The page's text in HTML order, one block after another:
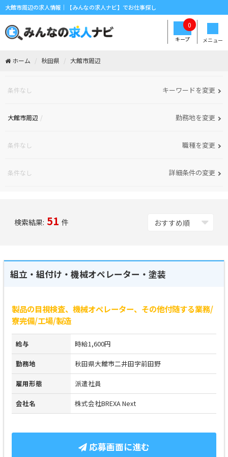
大館市周辺の求人情報｜【みんなの求人ナビ】でお仕事探し
メニュー
キープ
0
ホーム 秋田県 大館市周辺
条件なし キーワードを変更
大館市周辺 勤務地を変更
条件なし 職種を変更
条件なし 詳細条件の変更
検索結果: 51 件
組立・組付け・機械オペレーター・塗装
製品の目視検査、機械オペレーター、その他付随する業務/
寮完備/工場/製造
給与 時給1,600円
勤務地 秋田県大館市二井田字前田野
雇用形態 派遣社員
会社名 株式会社BREXA Next
応募画面に進む